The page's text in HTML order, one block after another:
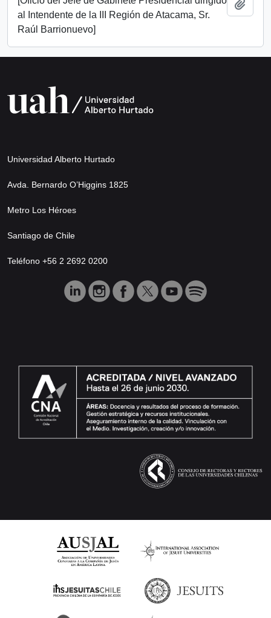
al Intendente de la III Región de Atacama, Sr.
Raúl Barrionuevo]
Universidad Alberto Hurtado
Avda. Bernardo O’Higgins 1825
Metro Los Héroes
Santiago de Chile
Teléfono +56 2 2692 0200